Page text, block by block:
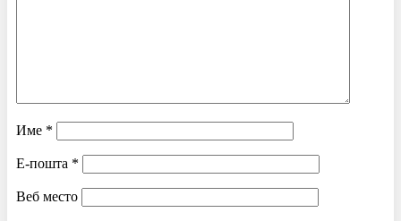
Име *
Е-пошта *
Веб место